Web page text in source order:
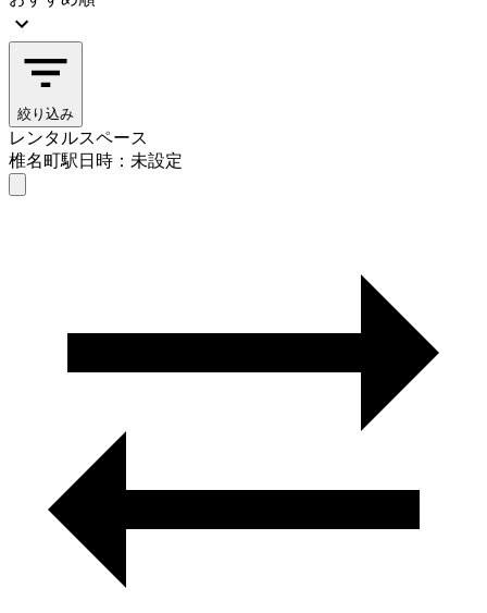
絞り込み
レンタルスペース
椎名町駅日時：未設定